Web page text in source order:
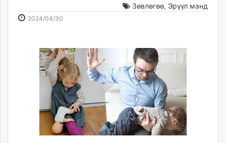
tovch.mn
Livetv.mn
Eguur.mn
24tsag.mn
ergelt.mn
today.mn
Зөвлөгөө, Эрүүл мэнд
2024/04/30
12:49:07
18:24:20